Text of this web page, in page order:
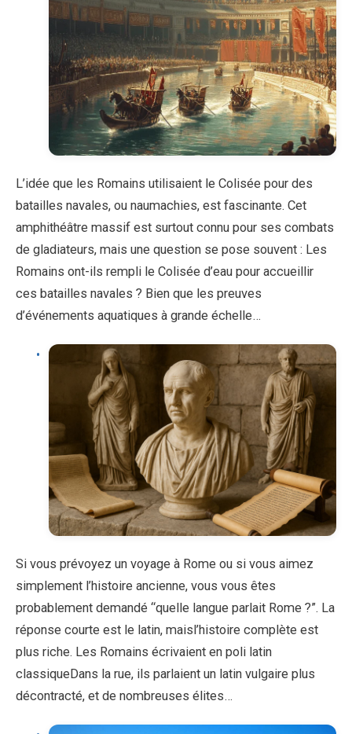
L’idée que les Romains utilisaient le Colisée pour des
batailles navales, ou naumachies, est fascinante. Cet
amphithéâtre massif est surtout connu pour ses combats
de gladiateurs, mais une question se pose souvent : Les
Romains ont-ils rempli le Colisée d’eau pour accueillir
ces batailles navales ? Bien que les preuves
d’événements aquatiques à grande échelle…
Si vous prévoyez un voyage à Rome ou si vous aimez
simplement l’histoire ancienne, vous vous êtes
probablement demandé “quelle langue parlait Rome ?”. La
réponse courte est le latin, maisl’histoire complète est
plus riche. Les Romains écrivaient en poli latin
classiqueDans la rue, ils parlaient un latin vulgaire plus
décontracté, et de nombreuses élites…